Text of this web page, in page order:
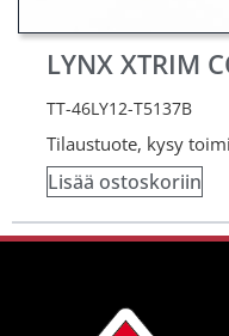
LYNX XTRIM
TT-46LY12-T5137B
Tilaustuote, kysy
Lisää ostoskoriin